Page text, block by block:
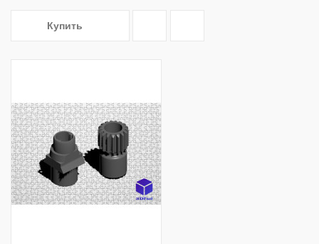
Купить